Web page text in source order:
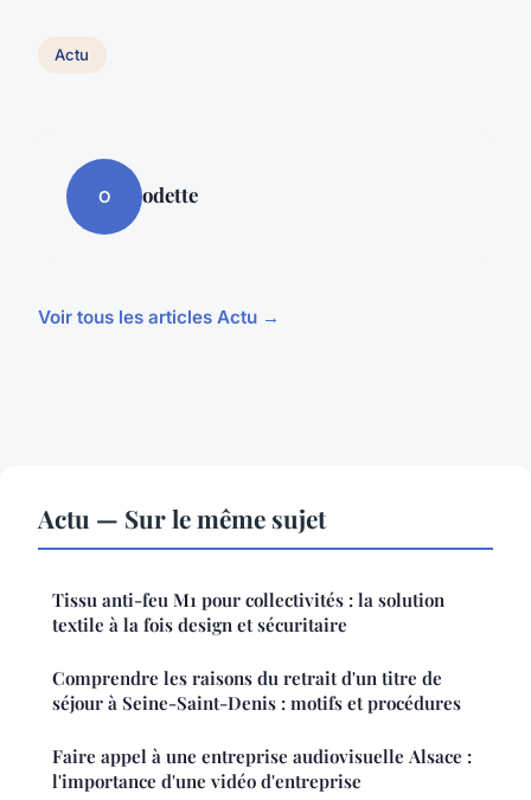
Actu
O odette
Voir tous les articles Actu →
Actu — Sur le même sujet
Tissu anti-feu M1 pour collectivités : la solution
textile à la fois design et sécuritaire
Comprendre les raisons du retrait d'un titre de
séjour à Seine-Saint-Denis : motifs et procédures
Faire appel à une entreprise audiovisuelle Alsace :
l'importance d'une vidéo d'entreprise